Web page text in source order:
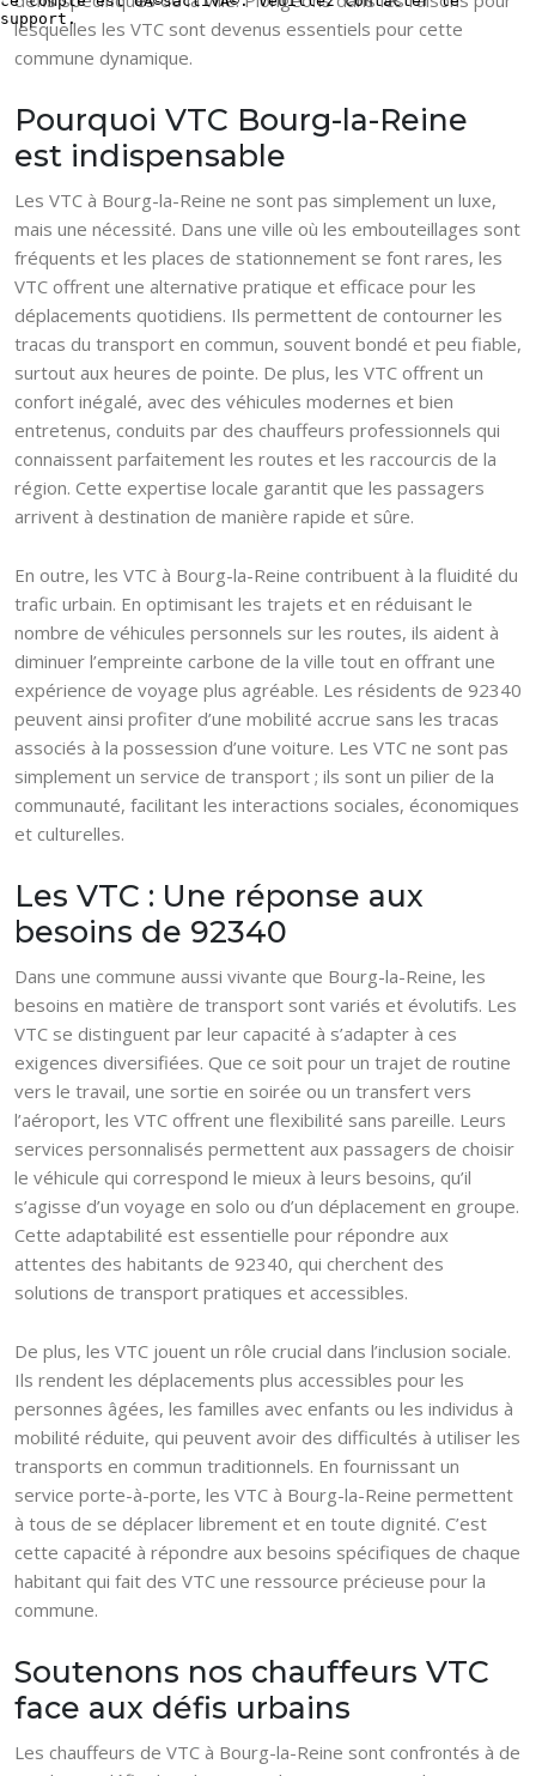
lesquelles les VTC sont devenus essentiels pour cette
commune dynamique.
Pourquoi VTC Bourg-la-Reine
est indispensable
Les VTC à Bourg-la-Reine ne sont pas simplement un luxe,
mais une nécessité. Dans une ville où les embouteillages sont
fréquents et les places de stationnement se font rares, les
VTC offrent une alternative pratique et efficace pour les
déplacements quotidiens. Ils permettent de contourner les
tracas du transport en commun, souvent bondé et peu fiable,
surtout aux heures de pointe. De plus, les VTC offrent un
confort inégalé, avec des véhicules modernes et bien
entretenus, conduits par des chauffeurs professionnels qui
connaissent parfaitement les routes et les raccourcis de la
région. Cette expertise locale garantit que les passagers
arrivent à destination de manière rapide et sûre.
En outre, les VTC à Bourg-la-Reine contribuent à la fluidité du
trafic urbain. En optimisant les trajets et en réduisant le
nombre de véhicules personnels sur les routes, ils aident à
diminuer l’empreinte carbone de la ville tout en offrant une
expérience de voyage plus agréable. Les résidents de 92340
peuvent ainsi profiter d’une mobilité accrue sans les tracas
associés à la possession d’une voiture. Les VTC ne sont pas
simplement un service de transport ; ils sont un pilier de la
communauté, facilitant les interactions sociales, économiques
et culturelles.
Les VTC : Une réponse aux
besoins de 92340
Dans une commune aussi vivante que Bourg-la-Reine, les
besoins en matière de transport sont variés et évolutifs. Les
VTC se distinguent par leur capacité à s’adapter à ces
exigences diversifiées. Que ce soit pour un trajet de routine
vers le travail, une sortie en soirée ou un transfert vers
l’aéroport, les VTC offrent une flexibilité sans pareille. Leurs
services personnalisés permettent aux passagers de choisir
le véhicule qui correspond le mieux à leurs besoins, qu’il
s’agisse d’un voyage en solo ou d’un déplacement en groupe.
Cette adaptabilité est essentielle pour répondre aux
attentes des habitants de 92340, qui cherchent des
solutions de transport pratiques et accessibles.
De plus, les VTC jouent un rôle crucial dans l’inclusion sociale.
Ils rendent les déplacements plus accessibles pour les
personnes âgées, les familles avec enfants ou les individus à
mobilité réduite, qui peuvent avoir des difficultés à utiliser les
transports en commun traditionnels. En fournissant un
service porte-à-porte, les VTC à Bourg-la-Reine permettent
à tous de se déplacer librement et en toute dignité. C’est
cette capacité à répondre aux besoins spécifiques de chaque
habitant qui fait des VTC une ressource précieuse pour la
commune.
Soutenons nos chauffeurs VTC
face aux défis urbains
Les chauffeurs de VTC à Bourg-la-Reine sont confrontés à de